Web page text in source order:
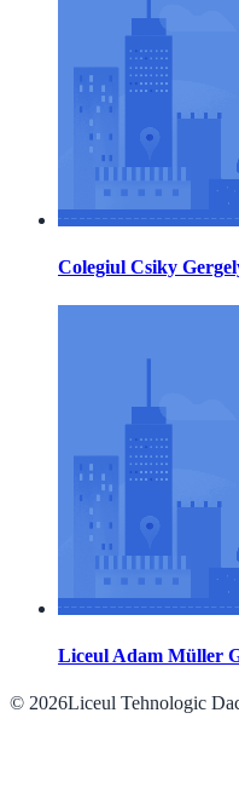
Colegiul Csiky
Liceul Adam Müller
© 2026Liceul Tehnologic